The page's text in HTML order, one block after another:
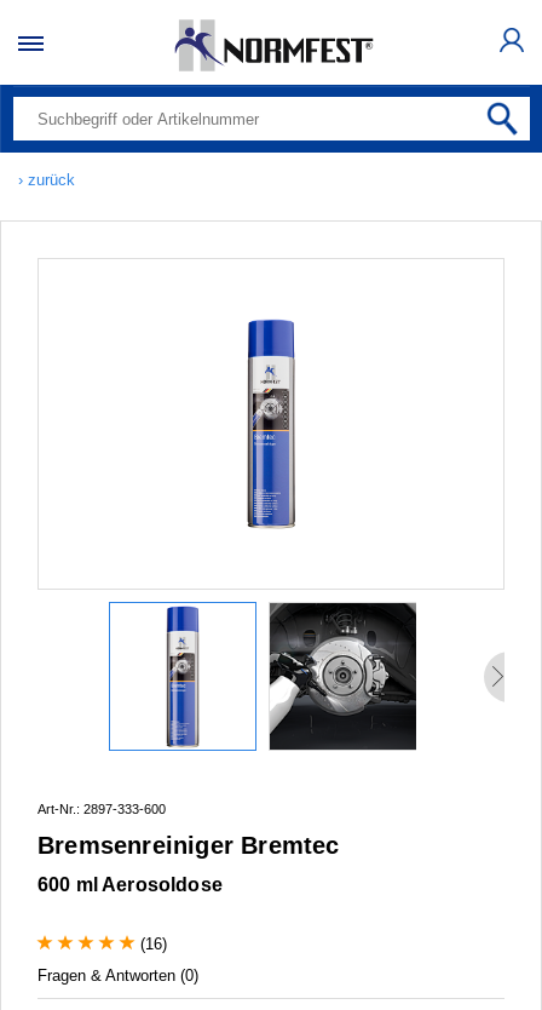
› zurück
Art-Nr.: 2897-333-600
Bremsenreiniger Bremtec
600 ml Aerosoldose
(16)
Fragen & Antworten (0)